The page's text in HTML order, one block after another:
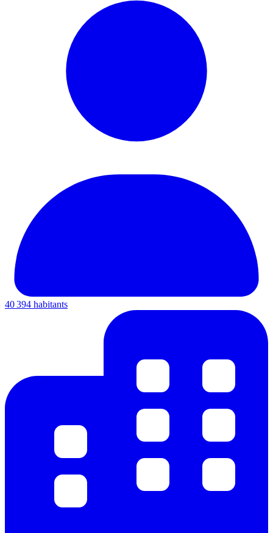
40 394 habitants